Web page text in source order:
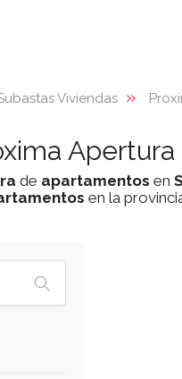
Viviendas
de apartamentos en
en la